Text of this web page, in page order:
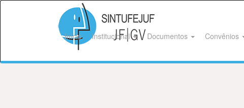
Início Institucional Documentos Convênios